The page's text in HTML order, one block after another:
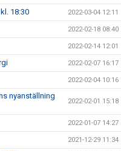
18:30 2022-03-04 12:11
2022-02-18 08:40
2022-02-14 12:01
2022-02-07 16:17
2022-02-04 10:16
nyanställning
2022-02-01 15:18
2022-01-07 14:27
2021-12-29 11:34